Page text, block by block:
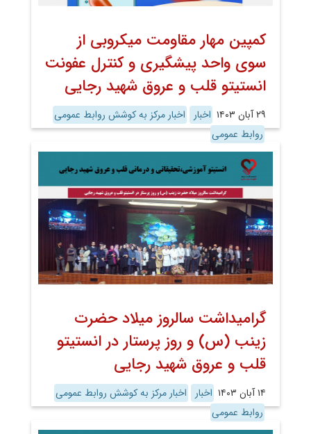
کمپین مهار مقاومت میکروبی از
سوی واحد پیشگیری و کنترل عفونت
انستیتو قلب و عروق شهید رجایی
۲۹ آبان ۱۴۰۳ اخبار
اخبار مرکز به کوشش روابط عمومی
روابط عمومی
گرامیداشت سالروز میلاد حضرت
زینب (س) و روز پرستار در انستیتو
قلب و عروق شهید رجایی
۱۴ آبان ۱۴۰۳ اخبار
اخبار مرکز به کوشش روابط عمومی
روابط عمومی